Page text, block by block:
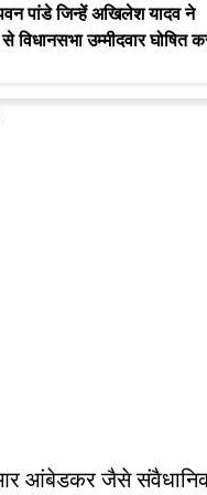
पांडे जिन्हें अखिलेश यादव ने
विधानसभा उम्मीदवार घोषित
आंबेडकर जैसे